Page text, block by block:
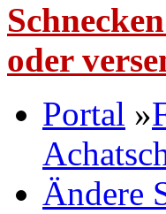
oder
Portal »
Ändere